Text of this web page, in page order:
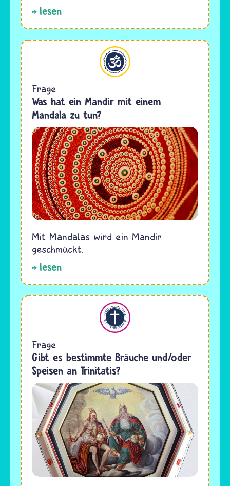
lesen
Hinduismus
Frage
Was hat ein Mandir mit einem
Mandala zu tun?
Mit Mandalas wird ein Mandir
geschmückt.
lesen
Christentum
Frage
Gibt es bestimmte Bräuche und/oder
Speisen an Trinitatis?